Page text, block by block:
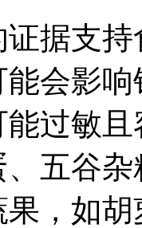
证据支
会影
过敏
五谷
，如